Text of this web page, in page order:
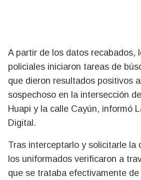
A partir de los datos recabados,
policiales iniciaron tareas de
que dieron resultados positivos
sospechoso en la intersección
Huapi y la calle Cayún, informó
Digital.
Tras interceptarlo y solicitarle la
los uniformados verificaron a
que se trataba efectivamente